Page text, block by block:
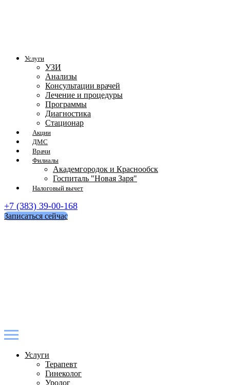
Услуги
УЗИ
Анализы
Консультации врачей
Лечение и процедуры
Программы
Диагностика
Стационар
Акции
ДМС
Врачи
Филиалы
Академгородок и Краснообск
Госпиталь "Новая Заря"
Налоговый вычет
+7 (383) 39-00-168
Записаться сейчас
Услуги
Терапевт
Гинеколог
Уролог